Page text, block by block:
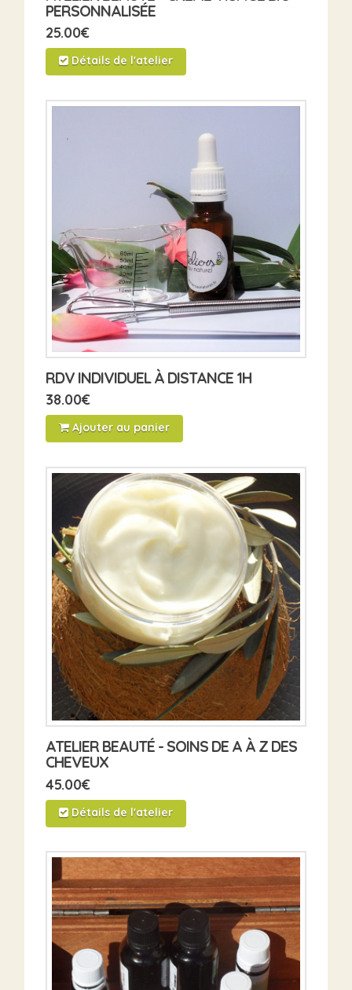
PERSONNALISÉE
25.00€
Détails de l'atelier
RDV INDIVIDUEL À DISTANCE 1H
38.00€
Ajouter au panier
ATELIER BEAUTÉ - SOINS DE A À Z DES
CHEVEUX
45.00€
Détails de l'atelier